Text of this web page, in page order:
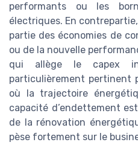
performants ou les
électriques. En
partie des économies de
ou de la nouvelle
qui allège le capex
particulièrement pertinent
où la trajectoire
capacité d’endettement
de la rénovation
pèse fortement sur le